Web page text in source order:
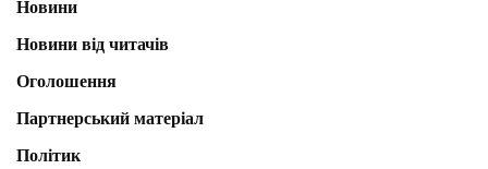
Новини
Новини від читачів
Оголошення
Партнерський матеріал
Політик